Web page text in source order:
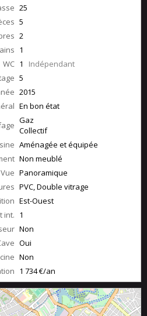
25
5
2
1
WC 1 Indépendant
5
2015
En bon état
Gaz
Collectif
Aménagée et équipée
Non meublé
Vue Panoramique
PVC, Double vitrage
Est-Ouest
int. 1
Non
Oui
Non
1 734 €/an